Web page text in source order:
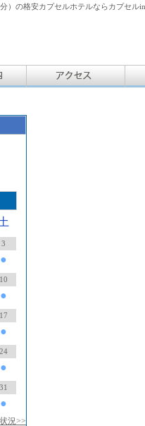
）の格安カプセルホテルならカプセル
3
●
10
●
17
●
24
●
31
●
況>>